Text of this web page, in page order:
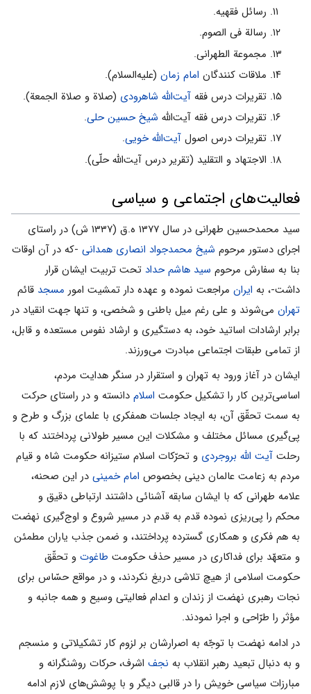
رسائل فقهیه.
رسالة فی الصوم.
مجموعة الطهرانی.
ملاقات کنندگان امام زمان(علیه‌السلام).
تقریرات درس فقه آیت‌الله شاهرودى (صلاة و صلاة الجمعة).
تقریرات درس فقه آیت‌الله شیخ حسین حلى.
تقریرات درس اصول آیت‌الله خویى.
الاجتهاد و التقلید (تقریر درس آیت‌الله حلّى).
فعالیت‎‌های اجتماعی و سیاسی
سید محمدحسین طهرانى در سال ۱۳۷۷ ه.ق (۱۳۳۷ ش) در راستاى
اجراى دستور مرحوم شیخ محمدجواد انصارى همدانى -که در آن اوقات
بنا به سفارش مرحوم سید هاشم حداد تحت تربیت ایشان قرار
داشت-، به ایران مراجعت نموده و عهده دار تمشیت امور مسجد قائم
تهران مى‌شوند و على رغم میل باطنى و شخصى، و تنها جهت انقیاد در
برابر ارشادات اساتید خود، به دستگیرى و ارشاد نفوس مستعده و قابل،
از تمامى طبقات اجتماعى مبادرت مى‌ورزند.
ایشان در آغاز ورود به تهران و استقرار در سنگر هدایت مردم،
اساسى‌ترین کار را تشکیل حکومت اسلام دانسته و در راستاى حرکت
به سمت تحقّق آن، به ایجاد جلسات همفکرى با علماى بزرگ و طرح و
پى‌گیرى مسائل مختلف و مشکلات این مسیر طولانى پرداختند که با
رحلت آیت الله بروجردى و تحرّکات اسلام ستیزانه حکومت شاه و قیام
مردم به زعامت عالمان دینى بخصوص امام خمینى در این صحنه،
علامه طهرانی که با ایشان سابقه آشنائى داشتند ارتباطى دقیق و
محکم را پى‌ریزى نموده قدم به قدم در مسیر شروع و اوج‌گیرى نهضت
به هم فکرى و همکارى گسترده پرداختند، و ضمن جذب یاران مطمئن
و متعهّد براى فداکارى در مسیر حذف حکومت طاغوت و تحقّق
حکومت اسلامی از هیچ تلاشى دریغ نکردند، و در مواقع حسّاس براى
نجات رهبرى نهضت از زندان و اعدام فعالیتى وسیع و همه جانبه و
مؤثر را طرّاحى و اجرا نمودند.
در ادامه نهضت با توجّه به اصرارشان بر لزوم کار تشکیلاتى و منسجم
و به دنبال تبعید رهبر انقلاب به نجف اشرف، حرکات روشنگرانه و
مبارزات سیاسى خویش را در قالبى دیگر و با پوشش‌هاى لازم ادامه